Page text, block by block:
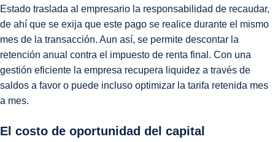
Estado traslada al empresario la responsabilidad de recaudar,
de ahí que se exija que este pago se realice durante el mismo
mes de la transacción. Aun así, se permite descontar la
retención anual contra el impuesto de renta final. Con una
gestión eficiente la empresa recupera liquidez a través de
saldos a favor o puede incluso optimizar la tarifa retenida mes
a mes.
El costo de oportunidad del capital